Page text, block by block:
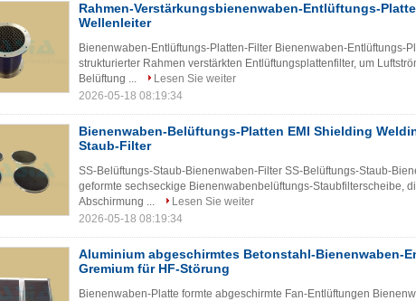
Rahmen-Verstärkungsbienenwaben-Entlüftungs-
Wellenleiter
Bienenwaben-Entlüftungs-Platten-Filter Bienenwaben-Entlüftungs-
strukturierter Rahmen verstärkten Entlüftungsplattenfilter, um
Belüftung ...
Lesen Sie weiter
2026-05-18 08:19:34
Bienenwaben-Belüftungs-Platten EMI Shielding
Staub-Filter
SS-Belüftungs-Staub-Bienenwaben-Filter SS-Belüftungs-Staub-
geformte sechseckige Bienenwabenbelüftungs-Staubfilterscheibe,
Abschirmung ...
Lesen Sie weiter
2026-05-18 08:19:34
Aluminium abgeschirmtes Betonstahl-Bienenwaben-
Gremium für HF-Störung
Bienenwaben-Platte formte abgeschirmte Fan-Entlüftungen